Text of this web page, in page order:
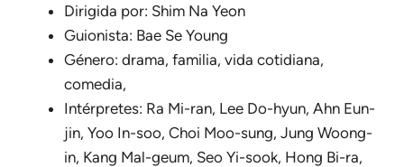
Dirigida por: Shim Na Yeon
Guionista: Bae Se Young
Género: drama, familia, vida cotidiana,
comedia,
Intérpretes: Ra Mi-ran, Lee Do-hyun, Ahn Eun-
jin, Yoo In-soo, Choi Moo-sung, Jung Woong-
in, Kang Mal-geum, Seo Yi-sook, Hong Bi-ra,